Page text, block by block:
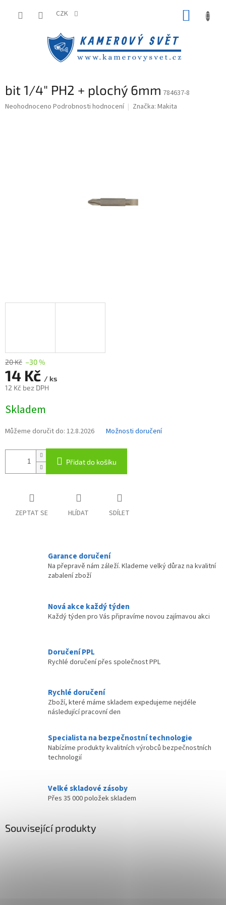
CZK
bit 1/4" PH2 + plochý 6mm 784637-8
Průměrné
Neohodnoceno Podrobnosti hodnocení Značka: Makita
20 Kč –30 %
14 Kč / ks
12 Kč bez DPH
cena:
Skladem
Můžeme doručit do: 12.8.2026 Možnosti doručení
Přidat do košíku
ZEPTAT SE HLÍDAT SDÍLET
Garance doručení
Na přepravě nám záleží. Klademe velký důraz na kvalitní
zabalení zboží
Nová akce každý týden
Každý týden pro Vás připravíme novou zajímavou akci
Doručení PPL
Rychlé doručení přes společnost PPL
Rychlé doručení
Zboží, které máme skladem expedujeme nejdéle
následující pracovní den
Specialista na bezpečnostní technologie
Nabízíme produkty kvalitních výrobců bezpečnostních
technologií
Velké skladové zásoby
Přes 35 000 položek skladem
Související produkty